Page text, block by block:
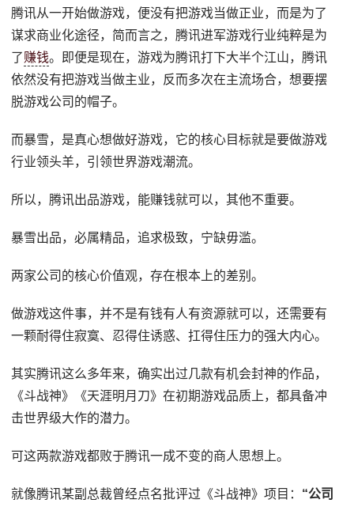
腾讯从一开始做游戏，便没有把游戏当做正业，而是为了
谋求商业化途径，简而言之，腾讯进军游戏行业纯粹是为
了赚钱。即便是现在，游戏为腾讯打下大半个江山，腾讯
依然没有把游戏当做主业，反而多次在主流场合，想要摆
脱游戏公司的帽子。
而暴雪，是真心想做好游戏，它的核心目标就是要做游戏
行业领头羊，引领世界游戏潮流。
所以，腾讯出品游戏，能赚钱就可以，其他不重要。
暴雪出品，必属精品，追求极致，宁缺毋滥。
两家公司的核心价值观，存在根本上的差别。
做游戏这件事，并不是有钱有人有资源就可以，还需要有
一颗耐得住寂寞、忍得住诱惑、扛得住压力的强大内心。
其实腾讯这么多年来，确实出过几款有机会封神的作品，
《斗战神》《天涯明月刀》在初期游戏品质上，都具备冲
击世界级大作的潜力。
可这两款游戏都败于腾讯一成不变的商人思想上。
就像腾讯某副总裁曾经点名批评过《斗战神》项目： “公司